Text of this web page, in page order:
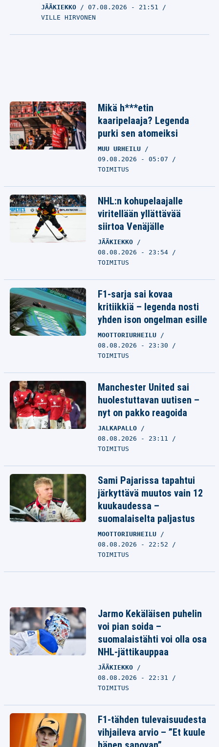
JÄÄKIEKKO 07.08.2026 - 21:51
VILLE HIRVONEN
Mikä h***etin
kaaripelaaja? Legenda
purki sen atomeiksi
MUU URHEILU
09.08.2026 - 05:07
TOIMITUS
NHL:n kohupelaajalle
viritellään yllättävää
siirtoa Venäjälle
JÄÄKIEKKO
08.08.2026 - 23:54
TOIMITUS
F1-sarja sai kovaa
kritiikkiä – legenda nosti
yhden ison ongelman esille
MOOTTORIURHEILU
08.08.2026 - 23:30
TOIMITUS
Manchester United sai
huolestuttavan uutisen –
nyt on pakko reagoida
JALKAPALLO
08.08.2026 - 23:11
TOIMITUS
Sami Pajarissa tapahtui
järkyttävä muutos vain 12
kuukaudessa –
suomalaiselta paljastus
MOOTTORIURHEILU
08.08.2026 - 22:52
TOIMITUS
Jarmo Kekäläisen puhelin
voi pian soida –
suomalaistähti voi olla osa
NHL-jättikauppaa
JÄÄKIEKKO
08.08.2026 - 22:31
TOIMITUS
F1-tähden tulevaisuudesta
vihjaileva arvio – ”Et kuule